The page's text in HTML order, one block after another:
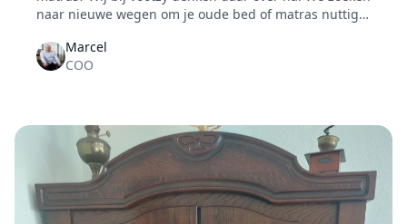
naar nieuwe wegen om je oude bed of matras nuttig
Marcel
COO